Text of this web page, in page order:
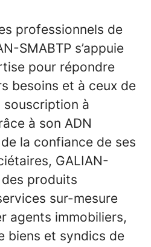
professionnels de
SMABTP s’appuie
pour répondre
besoins et à ceux de
souscription à
à son ADN
la confiance de ses
GALIAN-
produits
sur-mesure
agents immobiliers,
biens et syndics de